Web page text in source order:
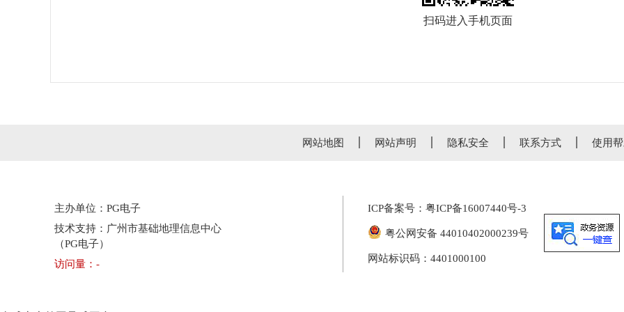
扫码进入手机页面
网站地图 网站声明 隐私安全 联系方式 使用
主办单位：PG电子
技术支持：广州市基础地理信息中心
（PG电子）
访问量： -
ICP备案号： 粤ICP备16007440号-3
粤公网安备 44010402000239号
网站标识码：4401000100